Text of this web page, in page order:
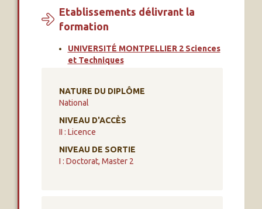
Etablissements délivrant la
formation
UNIVERSITÉ MONTPELLIER 2 Sciences
et Techniques
NATURE DU DIPLÔME
National
NIVEAU D'ACCÈS
II : Licence
NIVEAU DE SORTIE
I : Doctorat, Master 2